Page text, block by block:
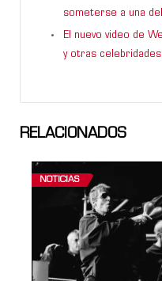
someterse a una
El nuevo video de
y otras celebridades
RELACIONADOS
NOTICIAS